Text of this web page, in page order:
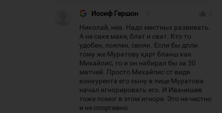
Иосиф Гершон
Николай, неа. Надо местных развивать.
А не саке маке, блат и сват. Кто то
удобен, лоялен, свояк. Если бы дпли
тому же Муратову қарт бланш как
Михайлис, то и он набирал бы за 30
матчей. Просто Михайлис ст видя
конкурента его сыну в лице Муратова
начал игнорировать его. И Иванишев
тоже помог в этом игноре. Это не честно
и не спортивно.